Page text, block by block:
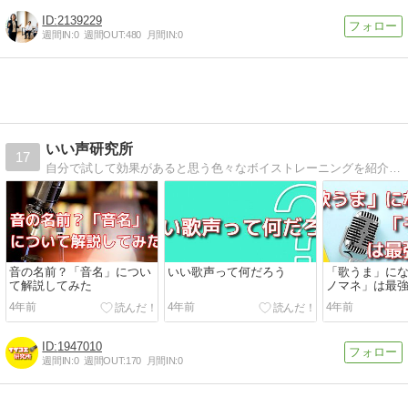
2139229
週間IN:0 週間OUT:480 月間IN:0
17
いい声研究所
音の名前？「音名」につい
て解説してみた
4年前
いい歌声って何だろう
4年前
「歌うま」に
ノマネ」は最
4年前
1947010
週間IN:0 週間OUT:170 月間IN:0